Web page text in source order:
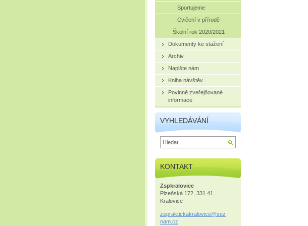
Sportujeme
Cvičení v přírodě
Školní rok 2020/2021
Dokumenty ke stažení
Archiv
Napište nám
Kniha návštěv
Povinně zveřejňované
informace
VYHLEDÁVÁNÍ
KONTAKT
Zspkralovice
Plzeňská 172, 331 41
Kralovice
zspraktickakralovice@sez
nam.cz